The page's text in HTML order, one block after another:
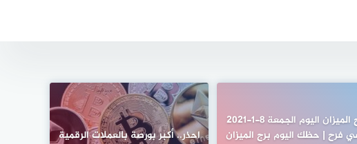
برج الميزان اليوم الجمعة 8-1-2021
فرح | حظك اليوم برج الميزان
احذر.. أكبر بورصة بالعملات الرقمية